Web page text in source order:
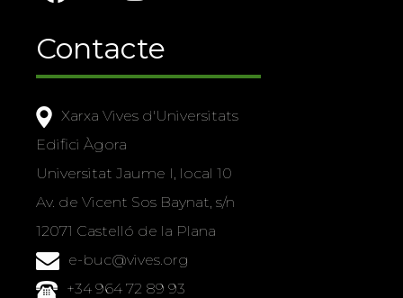
Contacte
Xarxa Vives d'Universitats
Edifici Àgora
Universitat Jaume I, local 10
Av. de Vicent Sos Baynat, s/n
12071 Castelló de la Plana
e-buc@vives.org
+34 964 72 89 93